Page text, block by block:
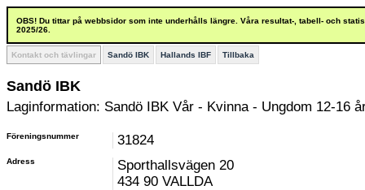
OBS! Du tittar på webbsidor som inte underhålls längre. Våra resultat-, tabell- och
2025/26.
Kontakt och tävlingar Sandö IBK Hallands IBF Tillbaka
Sandö IBK
Laginformation: Sandö IBK Vår - Kvinna - Ungdom 12-16
Föreningsnummer 31824
Adress
Sporthallsvägen 20
434 90 VALLDA